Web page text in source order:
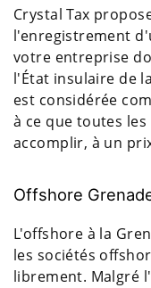
Crystal Tax
l'enregistrement
votre entreprise
l'État insulaire de
est considérée
à ce que toutes
accomplir, à un
Offshore
L'offshore à la
les sociétés
librement. Malgré